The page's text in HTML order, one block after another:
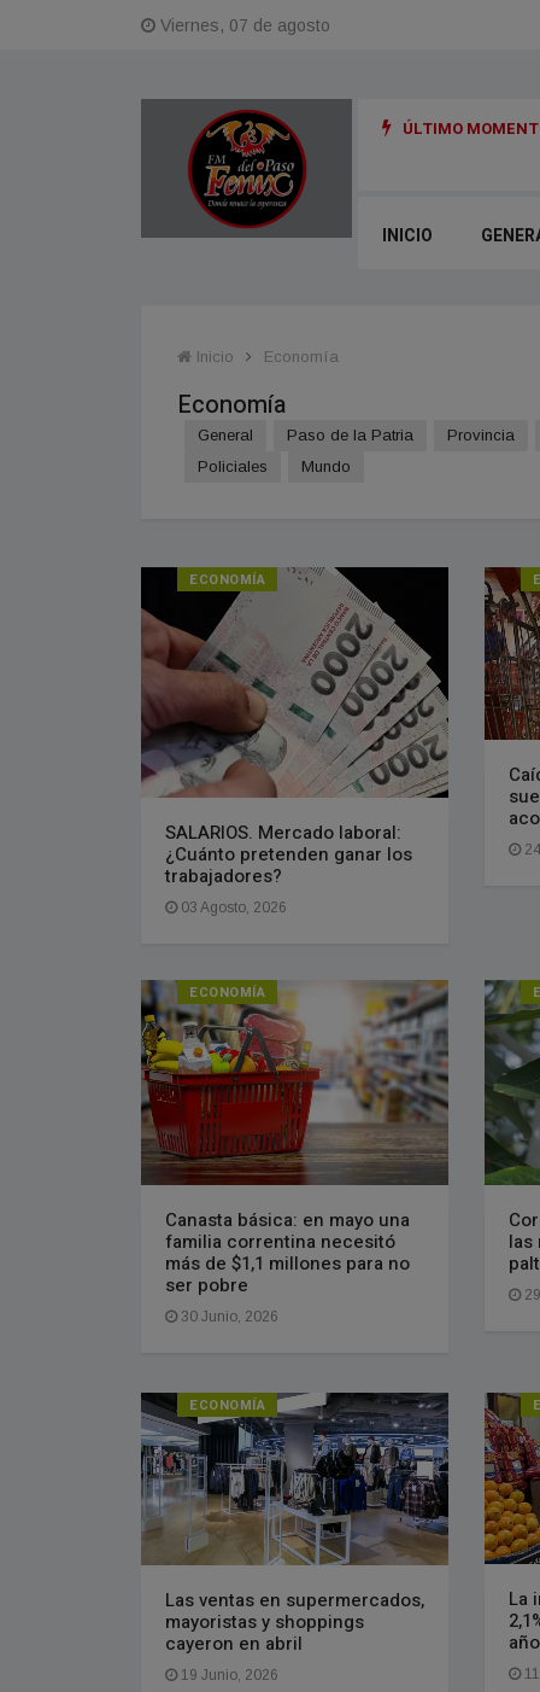
Viernes, 07 de agosto
ÚLTIMO
INICIO
Inicio Economía
Economía
General Paso de la Patria Provincia
Policiales
Mundo
ECONOMÍA
SALARIOS. Mercado laboral:
¿Cuánto pretenden ganar los
trabajadores?
03 Agosto, 2026
ECONOMÍA
Canasta básica: en mayo una
familia correntina necesitó
más de $1,1 millones para no
ser pobre
30 Junio, 2026
las
29
ECONOMÍA
Las ventas en supermercados,
mayoristas y shoppings
cayeron en abril
19 Junio, 2026
La
año